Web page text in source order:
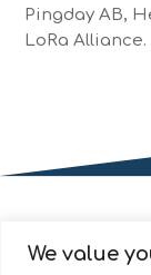
We value
Pingday AB,
LoRa Alliance.